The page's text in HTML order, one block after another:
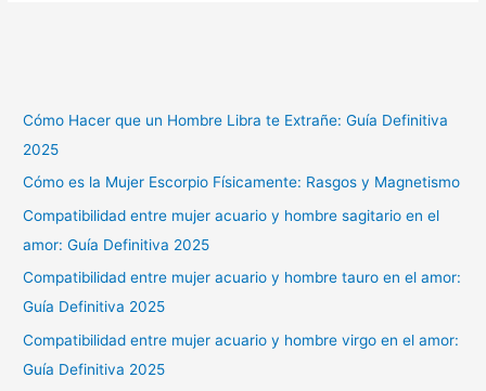
Cómo Hacer que un Hombre Libra te Extrañe: Guía Definitiva
2025
Cómo es la Mujer Escorpio Físicamente: Rasgos y Magnetismo
Compatibilidad entre mujer acuario y hombre sagitario en el
amor: Guía Definitiva 2025
Compatibilidad entre mujer acuario y hombre tauro en el amor:
Guía Definitiva 2025
Compatibilidad entre mujer acuario y hombre virgo en el amor:
Guía Definitiva 2025